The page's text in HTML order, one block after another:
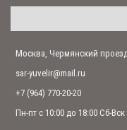
Москва, Чермянский
sar-yuvelir@mail.ru
+7 (964) 770-20-20
Пн-пт с 10:00 до 18:00 Сб-